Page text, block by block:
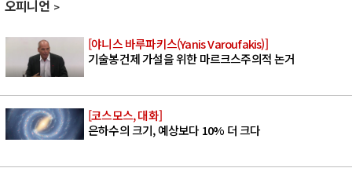
오피니언
[야니스 바루파키스(Yanis Varoufakis)]
기술봉건제 가설을 위한 마르크스주의적 논거
[코스모스, 대화]
은하수의 크기, 예상보다 10% 더 크다